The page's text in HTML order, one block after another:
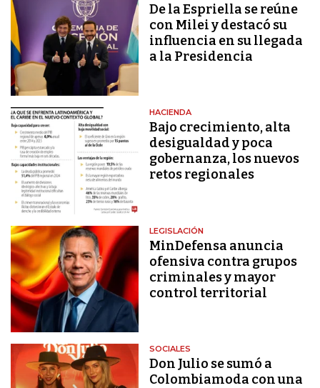
De la Espriella se reúne
con Milei y destacó su
influencia en su llegada
a la Presidencia
HACIENDA
Bajo crecimiento, alta
desigualdad y poca
gobernanza, los nuevos
retos regionales
LEGISLACIÓN
MinDefensa anuncia
ofensiva contra grupos
criminales y mayor
control territorial
SOCIALES
Don Julio se sumó a
Colombiamoda con una